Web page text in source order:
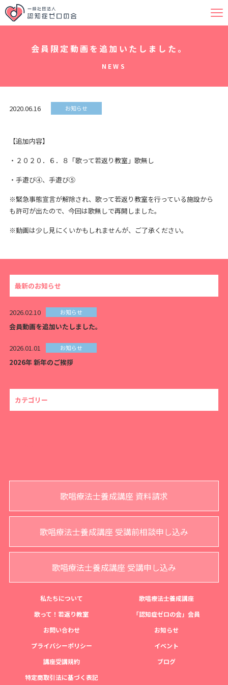
会員限定動画を追加いたしました。
NEWS
2020.06.16 お知らせ
【追加内容】
・２０２０．６．８「歌って若返り教室」歌無し
・手遊び④、手遊び⑤
※緊急事態宣言が解除され、歌って若返り教室を行っている施設から
も許可が出たので、今回は歌無しで再開しました。
※動画は少し見にくいかもしれませんが、ご了承ください。
最新のお知らせ
2026.02.10 お知らせ
会員動画を追加いたしました。
2026.01.01 お知らせ
2026年 新年のご挨拶
カテゴリー
歌唱療法士養成講座 資料請求
歌唱療法士養成講座 受講前相談申し込み
歌唱療法士養成講座 受講申し込み
私たちについて
歌唱療法士養成講座
歌って！若返り教室
「認知症ゼロの会」会員
お問い合わせ
プライバシーポリシー
講座受講規約
特定商取引法に基づく表記
お知らせ
イベント
ブログ